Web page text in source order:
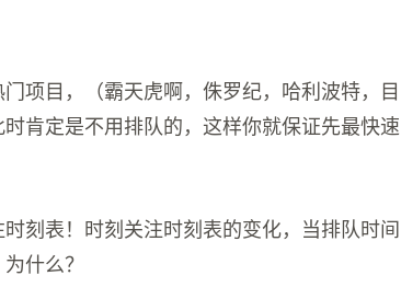
项目，（霸天虎啊，侏罗纪，哈利波特，目
肯定是不用排队的，这样你就保证先最快速
刻表！时刻关注时刻表的变化，当排队时间
什么？